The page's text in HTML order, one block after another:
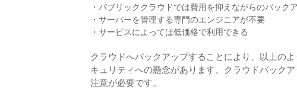
・パブリッククラウドでは費用を抑えながらのバック
・サーバーを管理する専門のエンジニアが不要
・サービスによっては低価格で利用できる
クラウドへバックアップすることにより、以上の
キュリティへの懸念があります。クラウドバック
注意が必要です。